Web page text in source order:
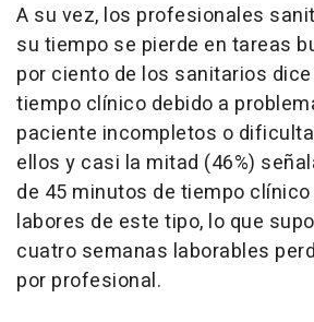
A su vez, los profesionales
su tiempo se pierde en tareas
por ciento de los sanitarios
tiempo clínico debido a
paciente incompletos o
ellos y casi la mitad (46%)
de 45 minutos de tiempo
labores de este tipo, lo que
cuatro semanas laborables
por profesional.